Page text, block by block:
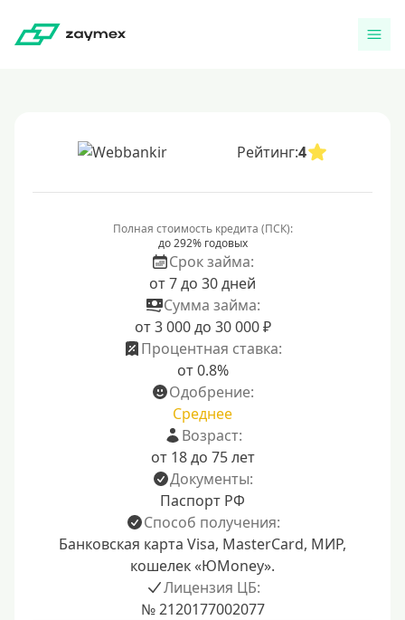
Рейтинг:4
Полная стоимость кредита (ПСК):
до 292% годовых
Срок займа:
от 7 до 30 дней
Сумма займа:
от 3 000 до 30 000 ₽
Процентная ставка:
от 0.8%
Одобрение:
Среднее
Возраст:
от 18 до 75 лет
Документы:
Паспорт РФ
Способ получения:
Банковская карта Visa, MasterCard, МИР,
кошелек «ЮMoney».
Лицензия ЦБ:
№ 2120177002077